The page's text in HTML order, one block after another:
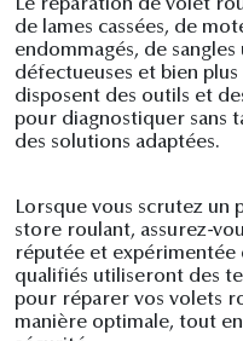
Le réparation de volet
de lames cassées, de
endommagés, de
défectueuses et bien
disposent des outils et
pour diagnostiquer sans
des solutions adaptées.
Lorsque vous scrutez un
store roulant, assurez-
réputée et expérimentée
qualifiés utiliseront des
pour réparer vos volets
manière optimale, tout